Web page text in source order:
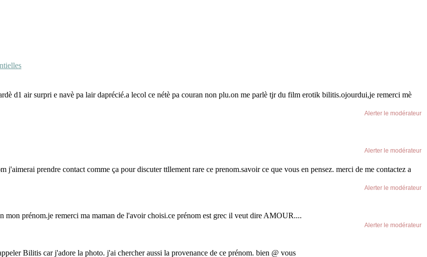
d1 air surpri e navè pa lair daprécié.a lecol ce nétè pa couran non plu.on me parlè tjr du film erotik bilitis.ojourdui,je remerci mè
Alerter le modérateur
Alerter le modérateur
prendre contact comme ça pour discuter ttllement rare ce prenom.savoir ce que vous en pensez. merci de me contactez a
Alerter le modérateur
prénom.je remerci ma maman de l'avoir choisi.ce prénom est grec il veut dire AMOUR....
Alerter le modérateur
Bilitis car j'adore la photo. j'ai chercher aussi la provenance de ce prénom. bien @ vous